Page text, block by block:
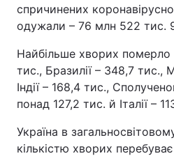
Послуги
спричинених
одужали – 76 млн 522 тис.
Найбільше хворих
тис., Бразилії – 348,7 тис.,
Індії – 168,4 тис.,
понад 127,2 тис. й Італії –
Україна в
кількістю хворих